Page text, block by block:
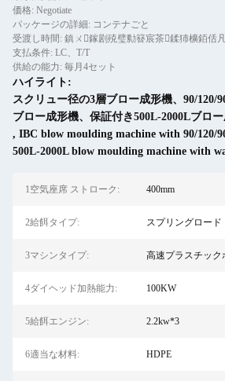
価格: Negotiate
パッケージの詳細: コンテナごと
支払条件: LC、T/T
供給の能力: 毎月4セット
ハイライト:
スクリュー径の3層ブロー成形機、90/120/
ブロー成形機、保証付き500L-2000Lブロ
, IBC blow moulding machine with 90/120/
500L-2000L blow moulding machine with
1空気座席 ストローク: 400mm
2給餌タイプ: スプリングロード
3マシンタイプ: 高速プラスチック
4ダイヘッド加熱能力: 100KW
5給餌エンジン: 2.2kw*3
6適当な材料: HDPE